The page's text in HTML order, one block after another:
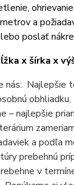
a
poslať
x šírka x
Najlepšie
obhliadku.
– najlepšie
a podľa
prebehnú
v